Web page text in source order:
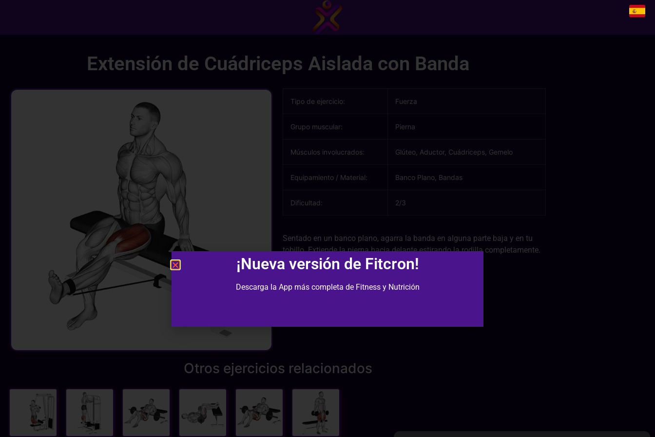
Extensión de Cuádriceps Aislada con Banda
Tipo de ejercicio: Fuerza
Grupo muscular: Pierna
Músculos involucrados: Glúteo, Aductor, Cuádriceps, Gemelo
Equipamiento / Material: Banco Plano, Bandas
Dificultad: 2/3
Sentado en un banco plano, agarra la banda en alguna parte baja y en tu
tobillo. Extiende la pierna hacia delante estirando la rodilla completamente.
Desciende sin relajar.
Otros ejercicios relacionados
¡Nueva versión de Fitcron!
Descarga la App más completa de Fitness y Nutrición